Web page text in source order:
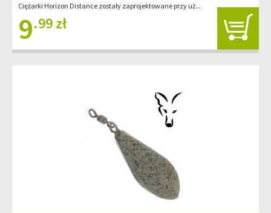
Ciężarki Horizon Distance zostały zaprojektowane przy uż...
9.99 zł